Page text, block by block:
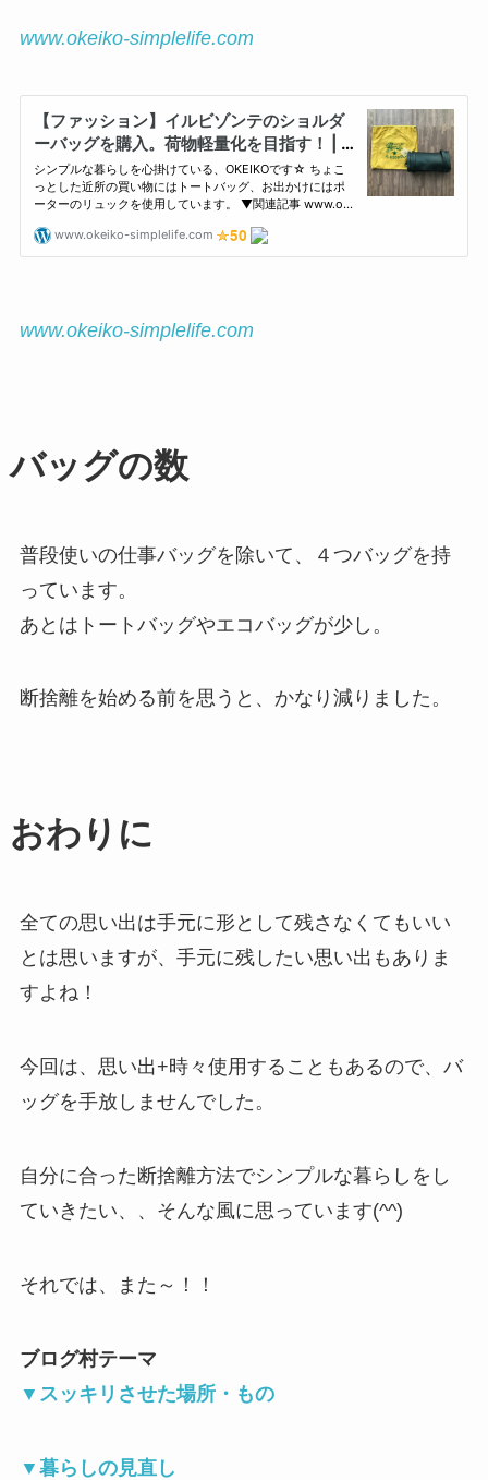
www.okeiko-simplelife.com
www.okeiko-simplelife.com
バッグの数
普段使いの仕事バッグを除いて、４つバッグを持
っています。
あとはトートバッグやエコバッグが少し。
断捨離を始める前を思うと、かなり減りました。
おわりに
全ての思い出は手元に形として残さなくてもいい
とは思いますが、手元に残したい思い出もありま
すよね！
今回は、思い出+時々使用することもあるので、バ
ッグを手放しませんでした。
自分に合った断捨離方法でシンプルな暮らしをし
ていきたい、、そんな風に思っています(^^)
それでは、また～！！
ブログ村テーマ
▼ スッキリさせた場所・もの
▼ 暮らしの見直し